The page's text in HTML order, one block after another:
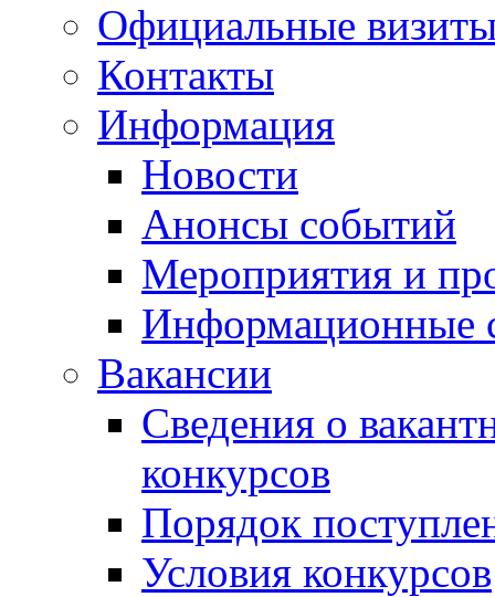
Официальные
Контакты
Информация
Новости
Анонсы событий
Мероприятия и
Информационные
Вакансии
Сведения о
конкурсов
Порядок
Условия конкурсов